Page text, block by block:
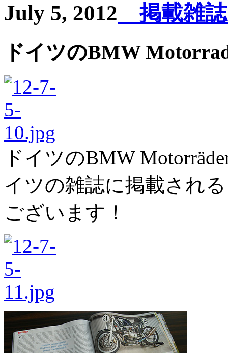
July 5, 2012 掲載雑
ドイツのBMW
ドイツのBMW
イツの雑誌に掲載され
ございます！